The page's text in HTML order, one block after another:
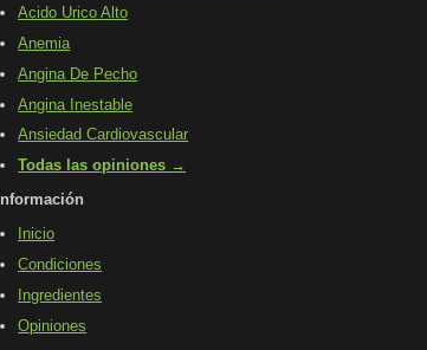
Acido Urico Alto
Anemia
Angina De Pecho
Angina Inestable
Ansiedad Cardiovascular
Todas las opiniones →
Información
Inicio
Condiciones
Ingredientes
Opiniones